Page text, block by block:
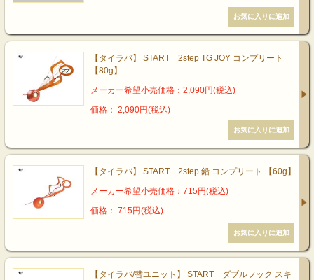
【タイラバ】 START 2step TG JOY コンプリート
【80g】
メーカー希望小売価格：2,090円(税込)
価格： 2,090円(税込)
【タイラバ】 START 2step 鉛 コンプリート 【60g】
メーカー希望小売価格：715円(税込)
価格： 715円(税込)
【タイラバ/替ユニット】 START ダブルフック スキ